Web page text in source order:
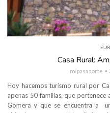
Casa Rural:
mipasaporte
Hoy hacemos turismo rural por
apenas 50 familias, que pertenece
Gomera y que se encuentra a